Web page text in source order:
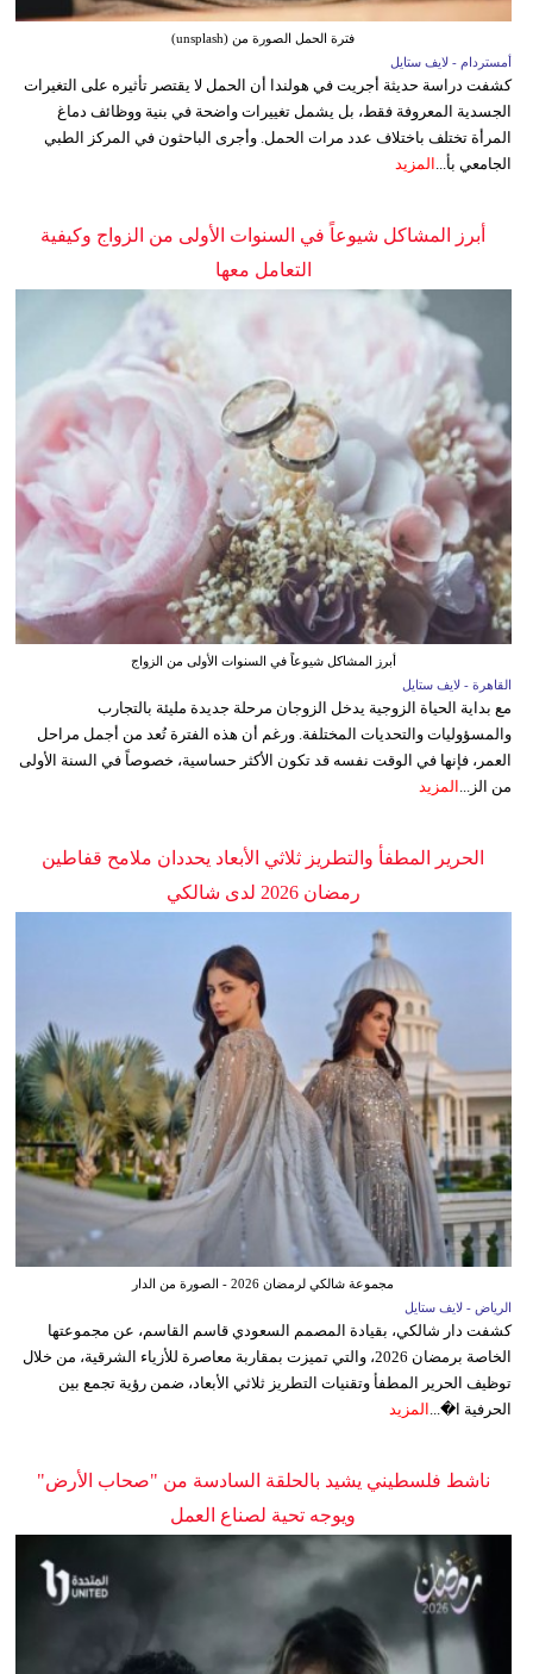
فترة الحمل الصورة من (unsplash)
أمستردام - لايف ستايل
كشفت دراسة حديثة أجريت في هولندا أن الحمل لا يقتصر تأثيره على التغيرات
الجسدية المعروفة فقط، بل يشمل تغييرات واضحة في بنية ووظائف دماغ
المرأة تختلف باختلاف عدد مرات الحمل. وأجرى الباحثون في المركز الطبي
الجامعي بأ... المزيد
أبرز المشاكل شيوعاً في السنوات الأولى من الزواج وكيفية
التعامل معها
أبرز المشاكل شيوعاً في السنوات الأولى من الزواج
القاهرة - لايف ستايل
مع بداية الحياة الزوجية يدخل الزوجان مرحلة جديدة مليئة بالتجارب
والمسؤوليات والتحديات المختلفة. ورغم أن هذه الفترة تُعد من أجمل مراحل
العمر، فإنها في الوقت نفسه قد تكون الأكثر حساسية، خصوصاً في السنة الأولى
من الز...
المزيد
الحرير المطفأ والتطريز ثلاثي الأبعاد يحددان ملامح قفاطين
رمضان 2026 لدى شالكي
مجموعة شالكي لرمضان 2026 - الصورة من الدار
الرياض - لايف ستايل
كشفت دار شالكي، بقيادة المصمم السعودي قاسم القاسم، عن مجموعتها
الخاصة برمضان 2026، والتي تميزت بمقاربة معاصرة للأزياء الشرقية، من خلال
توظيف الحرير المطفأ وتقنيات التطريز ثلاثي الأبعاد، ضمن رؤية تجمع بين
الحرفية ا�... المزيد
ناشط فلسطيني يشيد بالحلقة السادسة من "صحاب الأرض"
ويوجه تحية لصناع العمل